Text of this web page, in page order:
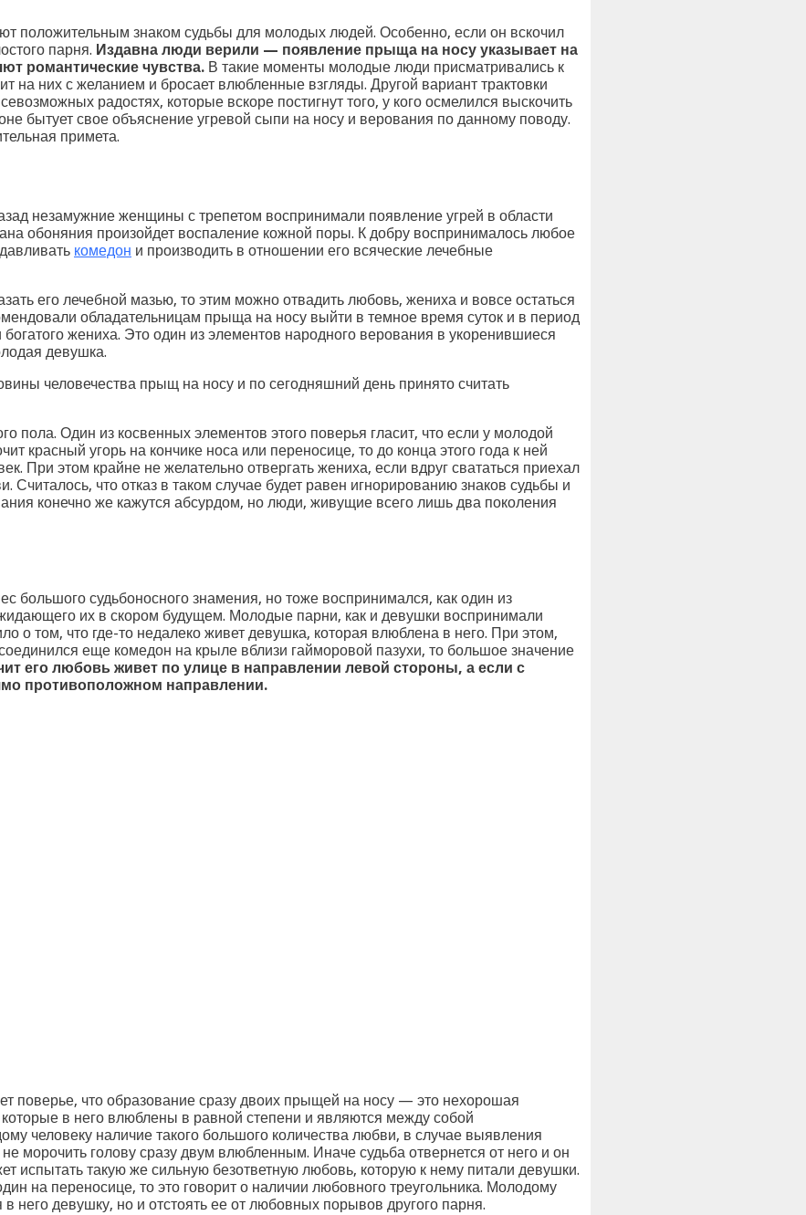
положительным знаком судьбы для молодых людей. Особенно, если он вскочил
парня. Издавна люди верили — появление прыща на носу указывает на
романтические чувства. В такие моменты молодые люди присматривались к
на них с желанием и бросает влюбленные взгляды. Другой вариант трактовки
радостях, которые вскоре постигнут того, у кого осмелился выскочить
бытует свое объяснение угревой сыпи на носу и верования по данному поводу.
примета.
незамужние женщины с трепетом воспринимали появление угрей в области
обоняния произойдет воспаление кожной поры. К добру воспринималось любое
комедон и производить в отношении его всяческие лечебные
его лечебной мазью, то этим можно отвадить любовь, жениха и вовсе остаться
обладательницам прыща на носу выйти в темное время суток и в период
жениха. Это один из элементов народного верования в укоренившиеся
девушка.
человечества прыщ на носу и по сегодняшний день принято считать
пола. Один из косвенных элементов этого поверья гласит, что если у молодой
красный угорь на кончике носа или переносице, то до конца этого года к ней
При этом крайне не желательно отвергать жениха, если вдруг свататься приехал
Считалось, что отказ в таком случае будет равен игнорированию знаков судьбы и
конечно же кажутся абсурдом, но люди, живущие всего лишь два поколения
большого судьбоносного знамения, но тоже воспринимался, как один из
их в скором будущем. Молодые парни, как и девушки воспринимали
о том, что где-то недалеко живет девушка, которая влюблена в него. При этом,
еще комедон на крыле вблизи гайморовой пазухи, то большое значение
его любовь живет по улице в направлении левой стороны, а если с
противоположном направлении.
поверье, что образование сразу двоих прыщей на носу — это нехорошая
в него влюблены в равной степени и являются между собой
человеку наличие такого большого количества любви, в случае выявления
морочить голову сразу двум влюбленным. Иначе судьба отвернется от него и он
испытать такую же сильную безответную любовь, которую к нему питали девушки.
на переносице, то это говорит о наличии любовного треугольника. Молодому
него девушку, но и отстоять ее от любовных порывов другого парня.